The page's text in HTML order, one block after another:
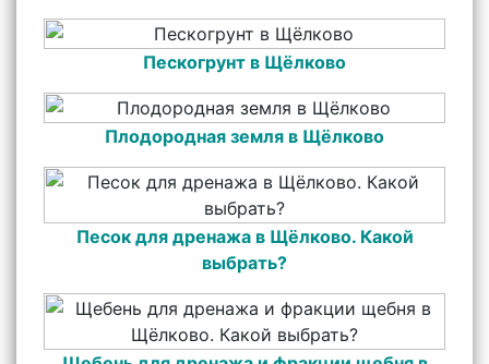
Пескогрунт в Щёлково
Плодородная земля в Щёлково
Песок для дренажа в Щёлково. Какой
выбрать?